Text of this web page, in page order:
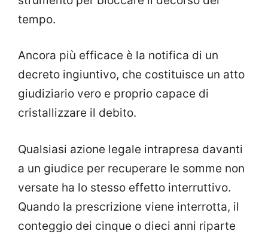
tempo.
Ancora più efficace è la notifica di un
decreto ingiuntivo, che costituisce un atto
giudiziario vero e proprio capace di
cristallizzare il debito.
Qualsiasi azione legale intrapresa davanti
a un giudice per recuperare le somme non
versate ha lo stesso effetto interruttivo.
Quando la prescrizione viene interrotta, il
conteggio dei cinque o dieci anni riparte